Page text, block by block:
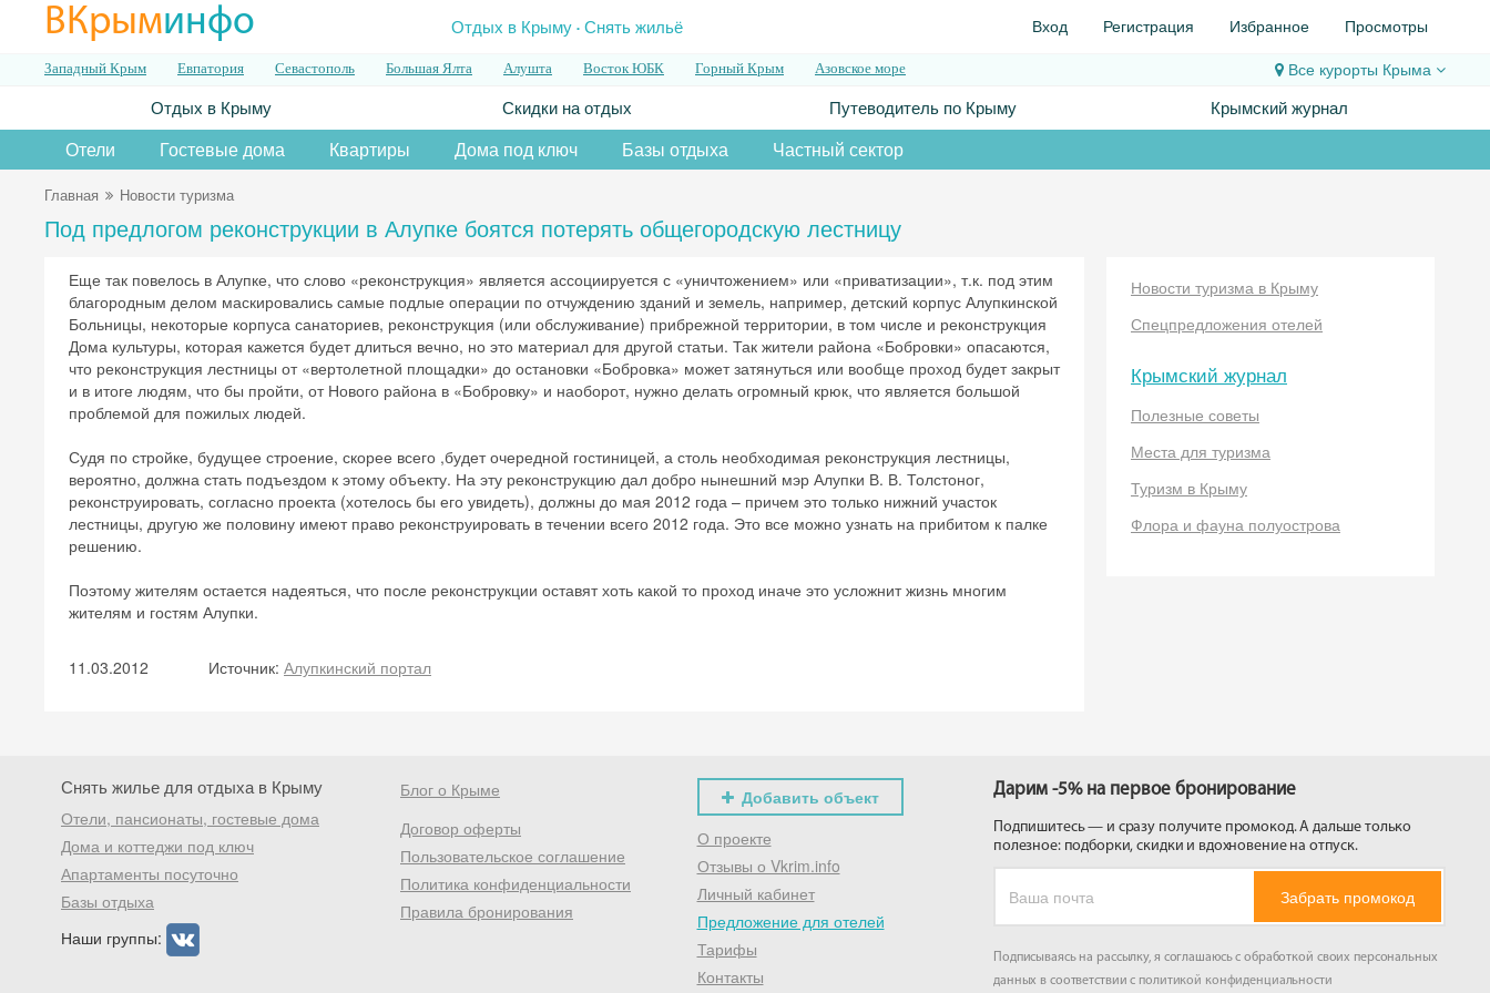
ВКрыминфо Отдых в Крыму.Снять жильё Вход Регистрация Избранное Просмотры
Западный Крым Евпатория Севастополь Большая Ялта Алушта Восток ЮБК Горный Крым Азовское море Все курорты Крыма
Отдых в Крыму Скидки на отдых Путеводитель по Крыму Крымский журнал
Отели Гостевые дома Квартиры Дома под ключ Базы отдыха Частный сектор
Главная Новости туризма
Под предлогом реконструкции в Алупке боятся потерять общегородскую лестницу
Еще так повелось в Алупке, что слово «реконструкция» является ассоциируется с «уничтожением» или «приватизации», т.к. под этим
благородным делом маскировались самые подлые операции по отчуждению зданий и земель, например, детский корпус Алупкинской
Больницы, некоторые корпуса санаториев, реконструкция (или обслуживание) прибрежной территории, в том числе и реконструкция
Дома культуры, которая кажется будет длиться вечно, но это материал для другой статьи. Так жители района «Бобровки» опасаются,
что реконструкция лестницы от «вертолетной площадки» до остановки «Бобровка» может затянуться или вообще проход будет закрыт
и в итоге людям, что бы пройти, от Нового района в «Бобровку» и наоборот, нужно делать огромный крюк, что является большой
проблемой для пожилых людей.
Судя по стройке, будущее строение, скорее всего ,будет очередной гостиницей, а столь необходимая реконструкция лестницы,
вероятно, должна стать подъездом к этому объекту. На эту реконструкцию дал добро нынешний мэр Алупки В. В. Толстоног,
реконструировать, согласно проекта (хотелось бы его увидеть), должны до мая 2012 года – причем это только нижний участок
лестницы, другую же половину имеют право реконструировать в течении всего 2012 года. Это все можно узнать на прибитом к палке
решению.
Поэтому жителям остается надеяться, что после реконструкции оставят хоть какой то проход иначе это усложнит жизнь многим
жителям и гостям Алупки.
11.03.2012 Источник: Алупкинский портал
Новости туризма в Крыму
Спецпредложения отелей
Крымский журнал
Полезные советы
Места для туризма
Туризм в Крыму
Флора и фауна полуострова
Снять жилье для отдыха в Крыму
Отели, пансионаты, гостевые дома
Дома и коттеджи под ключ
Апартаменты посуточно
Базы отдыха
Наши группы:
Блог о Крыме
Договор оферты
Пользовательское соглашение
Политика конфиденциальности
Правила бронирования
Добавить объект
О проекте
Отзывы о Vkrim.info
Личный кабинет
Предложение для отелей
Тарифы
Контакты
Дарим -5% на первое бронирование
Подпишитесь — и сразу получите промокод. А дальше только
полезное: подборки, скидки и вдохновение на отпуск.
Забрать промокод
Подписываясь на рассылку, я соглашаюсь с обработкой своих персональных
данных в соответствии с политикой конфиденциальности
Скидка −5%
Хочешь дешевле? Оставь почту и получи промокод на
первое бронирование!